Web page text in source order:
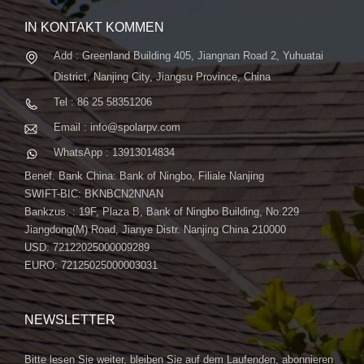
IN KONTAKT KOMMEN
Add : Greenland Building 405, Jiangnan Road 2, Yuhuatai
District, Nanjing City, Jiangsu Province, China
Tel : 86 25 58351206
Email : info@spolarpv.com
WhatsApp : 13913014834
Benef. Bank China: Bank of Ningbo, Filiale Nanjing
SWIFT-BIC: BKNBCN2NNAN
Bankzus. : 19F, Plaza B, Bank of Ningbo Building, No.229
Jiangdong(M) Road, Jianye Distr. Nanjing China 210000
USD: 72122025000009289
EURO: 72125025000003031
NEWSLETTER
Bitte lesen Sie weiter, bleiben Sie auf dem Laufenden, abonnieren